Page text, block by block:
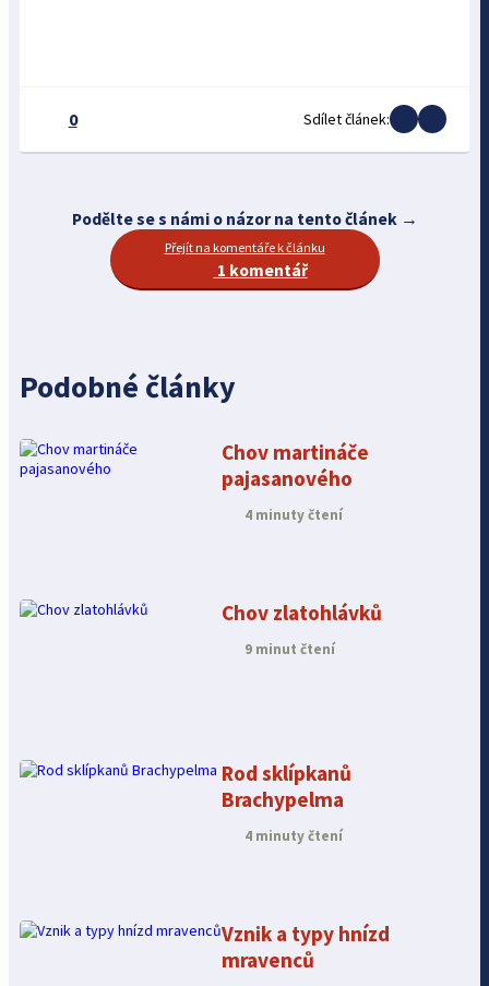
0 Sdílet článek:
Podělte se s námi o názor na tento článek →
Přejít na komentáře k článku
1 komentář
Podobné články
Chov martináče
pajasanového
4 minuty čtení
Chov zlatohlávků
9 minut čtení
Rod sklípkanů
Brachypelma
4 minuty čtení
Vznik a typy hnízd
mravenců